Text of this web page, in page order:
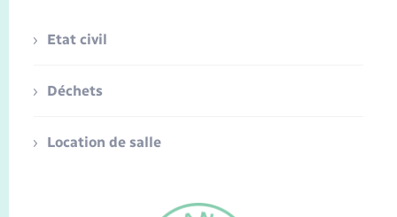
Etat civil
Déchets
Location de salle